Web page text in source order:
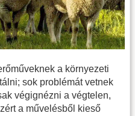
a környezeti
sok problémát vetnek
végignézni a végtelen,
a művelésből kieső